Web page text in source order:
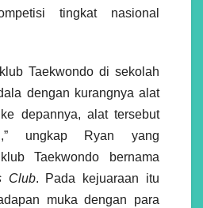
tingkat nasional
Taekwondo di sekolah
dengan kurangnya alat
depannya, alat tersebut
ungkap Ryan yang
Taekwondo bernama
Club. Pada kejuaraan itu
muka dengan para